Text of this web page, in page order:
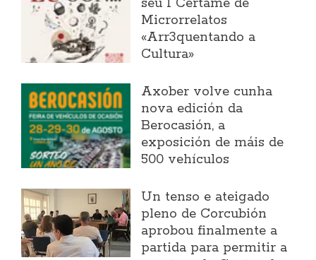
seu I Certame de
Microrrelatos
«Arr3quentando a
Cultura»
Axober volve cunha
nova edición da
Berocasión, a
exposición de máis de
500 vehículos
Un tenso e ateigado
pleno de Corcubión
aprobou finalmente a
partida para permitir a